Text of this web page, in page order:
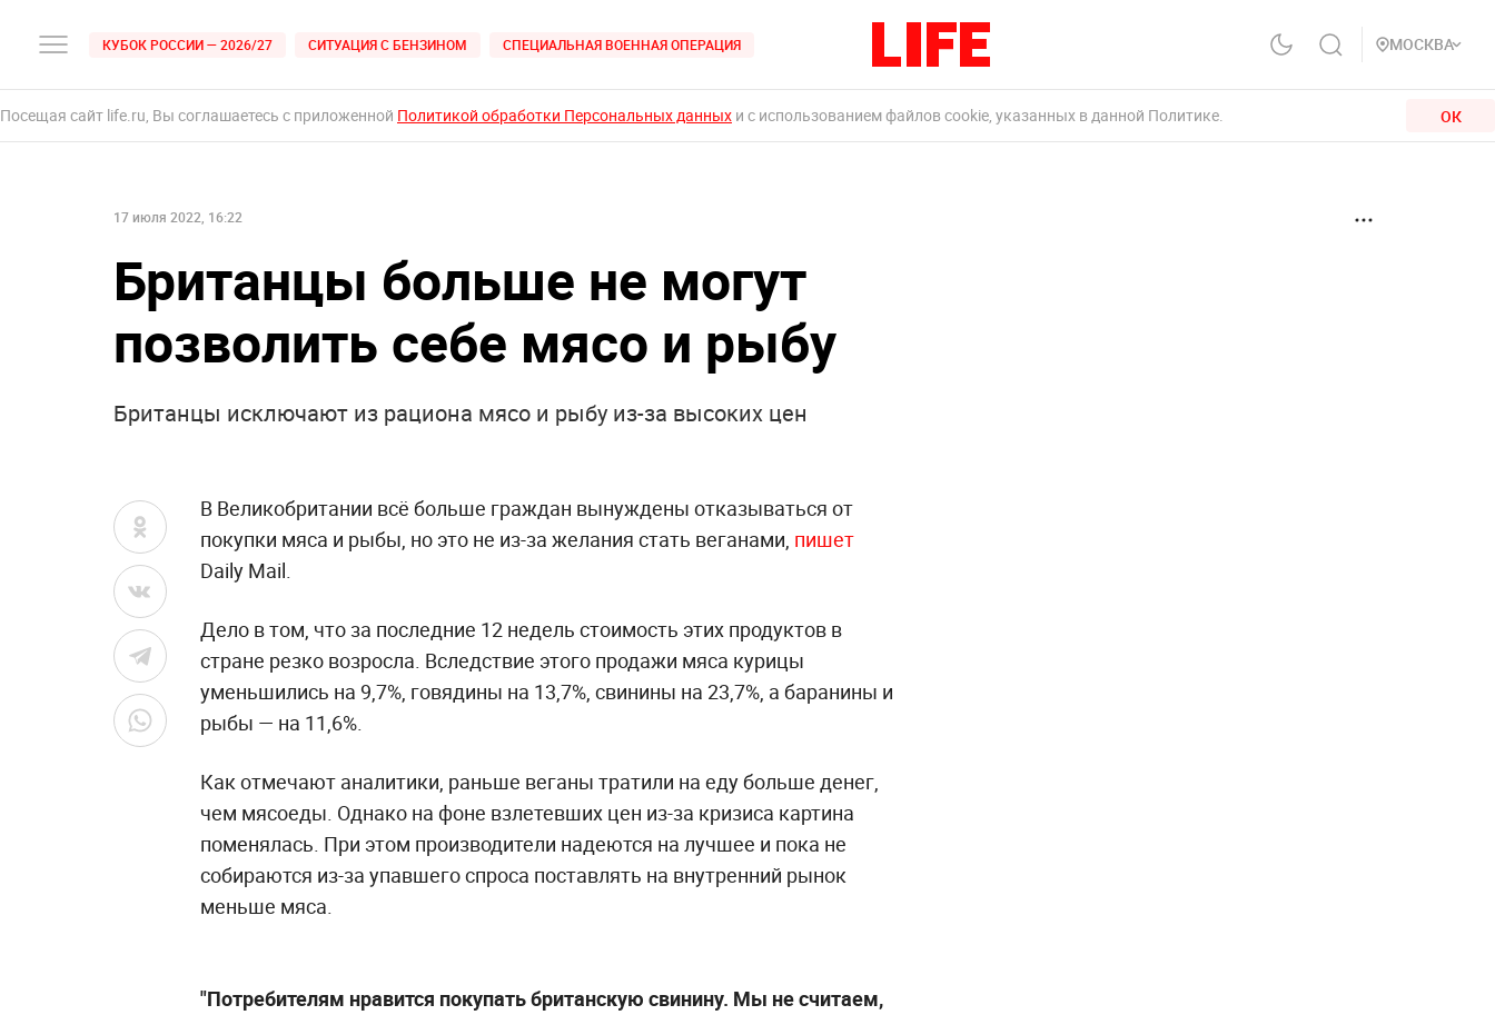
КУБОК РОССИИ — 2026/27 СИТУАЦИЯ С БЕНЗИНОМ СПЕЦИАЛЬНАЯ ВОЕННАЯ ОПЕРАЦИЯ МОСКВА
Посещая сайт life.ru, Вы соглашаетесь с приложенной Политикой обработки Персональных данных и с использованием файлов cookie, указанных в данной Политике. ОК
17 июля 2022, 16:22
Британцы больше не могут
позволить себе мясо и рыбу
Британцы исключают из рациона мясо и рыбу из-за высоких цен
В Великобритании всё больше граждан вынуждены отказываться от
покупки мяса и рыбы, но это не из-за желания стать веганами, пишет
Daily Mail.
Дело в том, что за последние 12 недель стоимость этих продуктов в
стране резко возросла. Вследствие этого продажи мяса курицы
уменьшились на 9,7%, говядины на 13,7%, свинины на 23,7%, а баранины и
рыбы — на 11,6%.
Как отмечают аналитики, раньше веганы тратили на еду больше денег,
чем мясоеды. Однако на фоне взлетевших цен из-за кризиса картина
поменялась. При этом производители надеются на лучшее и пока не
собираются из-за упавшего спроса поставлять на внутренний рынок
меньше мяса.
"Потребителям нравится покупать британскую свинину. Мы не считаем,